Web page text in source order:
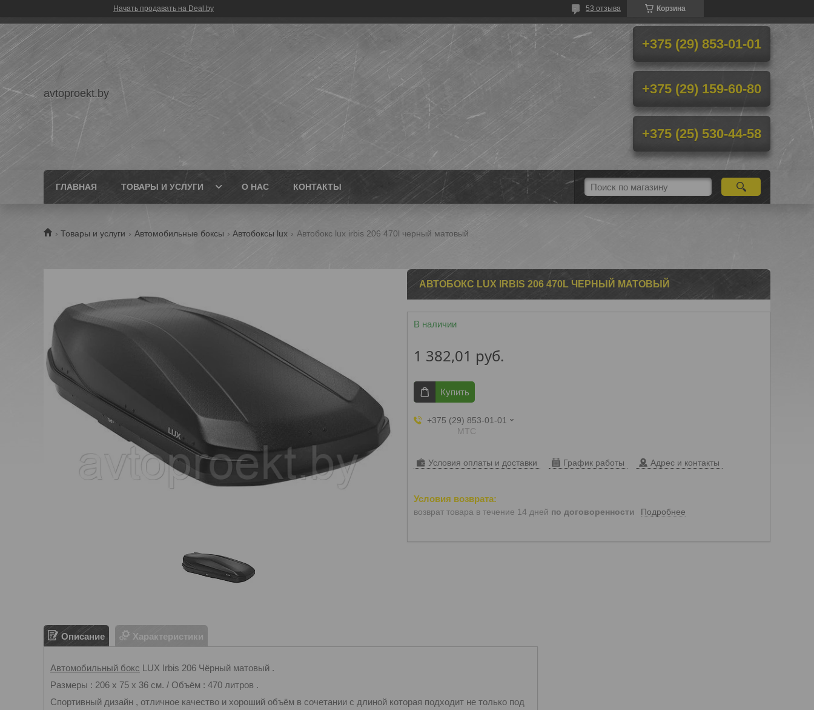
Начать продавать на Deal.by Корзина
53 отзыва
avtoproekt.by
+375 (29) 853-01-01
+375 (29) 159-60-80
+375 (25) 530-44-58
ГЛАВНАЯ ТОВАРЫ И УСЛУГИ О НАС КОНТАКТЫ
Товары и услуги Автомобильные боксы Автобоксы lux Автобокс lux irbis 206 470l черный матовый
АВТОБОКС LUX IRBIS 206 470L ЧЕРНЫЙ МАТОВЫЙ
В наличии
1 382,01 руб.
Купить
+375 (29) 853-01-01
МТС
Условия оплаты и доставки График работы Адрес и контакты
возврат товара в течение 14 дней по договоренности Подробнее
Описание Характеристики
Автомобильный бокс LUX Irbis 206 Чёрный матовый .
Размеры : 206 х 75 х 36 см. / Объём : 470 литров .
Спортивный дизайн , отличное качество и хороший объём в сочетании с длиной которая подходит не только под